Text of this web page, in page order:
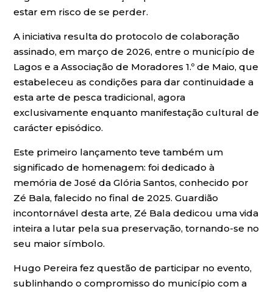
estar em risco de se perder.
A iniciativa resulta do protocolo de colaboração
assinado, em março de 2026, entre o município de
Lagos e a Associação de Moradores 1.º de Maio, que
estabeleceu as condições para dar continuidade a
esta arte de pesca tradicional, agora
exclusivamente enquanto manifestação cultural de
carácter episódico.
Este primeiro lançamento teve também um
significado de homenagem: foi dedicado à
memória de José da Glória Santos, conhecido por
Zé Bala, falecido no final de 2025. Guardião
incontornável desta arte, Zé Bala dedicou uma vida
inteira a lutar pela sua preservação, tornando-se no
seu maior símbolo.
Hugo Pereira fez questão de participar no evento,
sublinhando o compromisso do município com a